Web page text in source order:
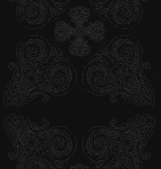
2012.05.11
【舞台】リピータ
2012.05.10
【舞台】キャスト
【舞台】出演者の